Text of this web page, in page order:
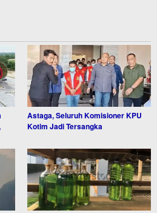
Astaga, Seluruh Komisioner KPU
Kotim Jadi Tersangka